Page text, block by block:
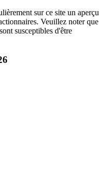
sur ce site un aperçu
Veuillez noter que
susceptibles d'être